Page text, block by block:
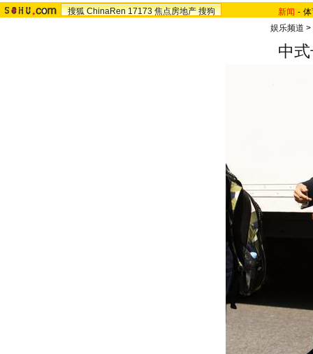
搜狐 ChinaRen 17173 焦点房地产 搜狗 新闻 -
娱乐频道 >
中